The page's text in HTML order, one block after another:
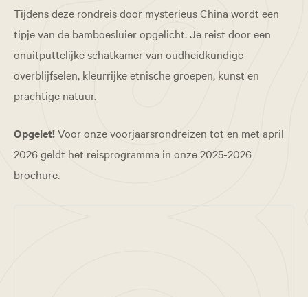
Tijdens deze rondreis door mysterieus China wordt een
tipje van de bamboesluier opgelicht. Je reist door een
onuitputtelijke schatkamer van oudheidkundige
overblijfselen, kleurrijke etnische groepen, kunst en
prachtige natuur.
Opgelet!Voor onze voorjaarsrondreizen tot en met april
2026 geldt het reisprogramma in onze 2025-2026
brochure.